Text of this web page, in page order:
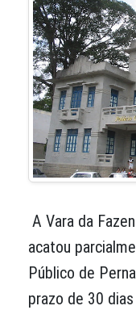
A Vara da
acatou
Público de
prazo de 30